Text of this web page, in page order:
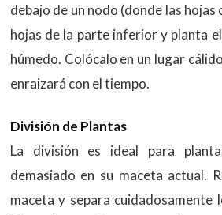
debajo de un nodo (donde las hojas
hojas de la parte inferior y planta
húmedo. Colócalo en un lugar
enraizará con el tiempo.
División de Plantas
La división es ideal para
demasiado en su maceta actual.
maceta y separa cuidadosamente